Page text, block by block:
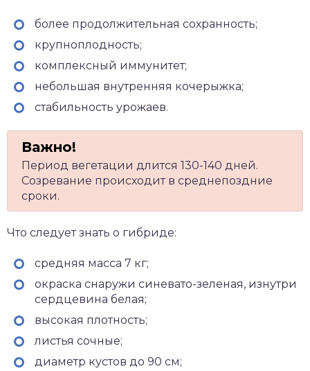
более продолжительная сохранность;
крупноплодность;
комплексный иммунитет;
небольшая внутренняя кочерыжка;
стабильность урожаев.
Период вегетации длится 130-140 дней.
Созревание происходит в среднепоздние
сроки.
Что следует знать о гибриде:
средняя масса 7 кг;
окраска снаружи синевато-зеленая, изнутри
сердцевина белая;
высокая плотность;
листья сочные;
диаметр кустов до 90 см;